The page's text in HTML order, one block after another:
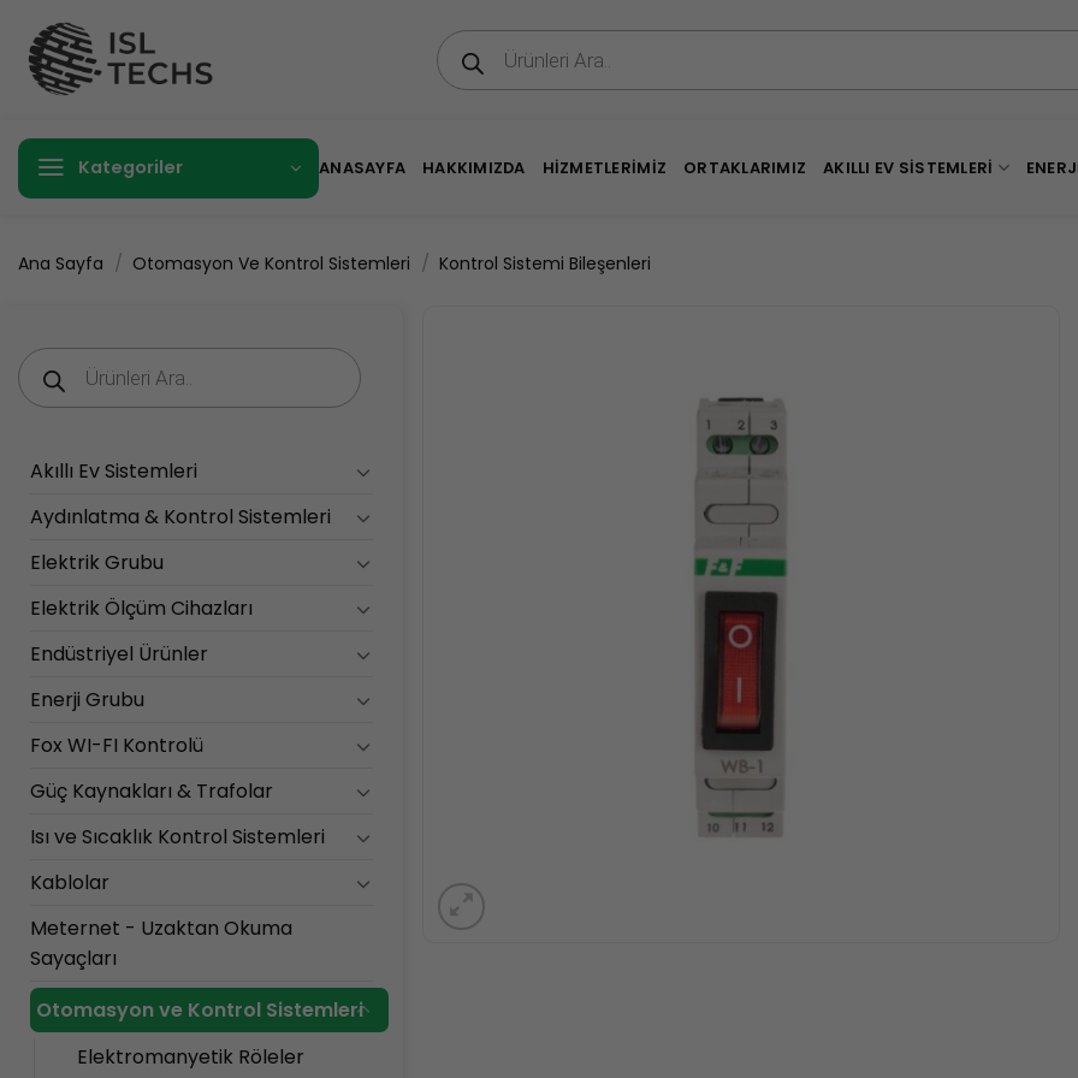
atla
Products
search
Kategoriler ANASAYFA HAKKIMIZDA HIZMETLERIMIZ ORTAKLARIMIZ AKILLI EV SISTEMLERI
Ana Sayfa / Otomasyon Ve Kontrol Sistemleri / Kontrol Sistemi Bileşenleri
Products
search
Akıllı Ev Sistemleri
Aydınlatma & Kontrol Sistemleri
Elektrik Grubu
Elektrik Ölçüm Cihazları
Endüstriyel Ürünler
Enerji Grubu
Fox WI-FI Kontrolü
Güç Kaynakları & Trafolar
Isı ve Sıcaklık Kontrol Sistemleri
Kablolar
Meternet - Uzaktan Okuma
Sayaçları
Otomasyon ve Kontrol Sistemleri
Elektromanyetik Röleler